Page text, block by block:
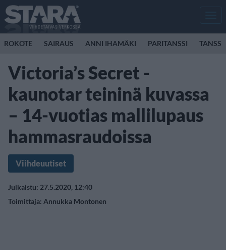
ROKOTE SAIRAUS ANNI IHAMÄKI PARITANSSI TANSSI
Victoria’s Secret -
kaunotar teininä kuvassa
– 14-vuotias mallilupaus
hammasraudoissa
Viihdeuutiset
Julkaistu: 27.5.2020, 12:40
Toimittaja: Annukka Montonen